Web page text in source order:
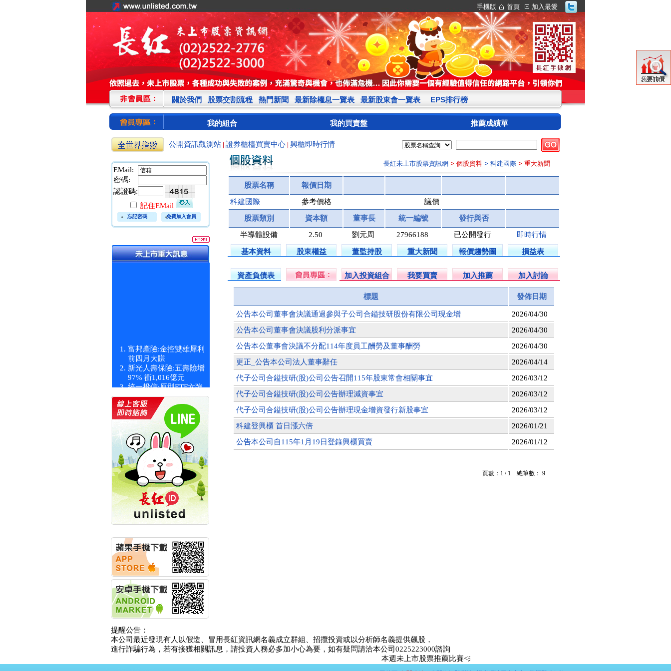
手機版 首頁 加入最愛
關於我們 股票交割流程 熱門新聞 最新除權息一覽表 最新股東會一覽表 EPS排行榜
我的組合 我的買賣盤 推薦成績單
公開資訊觀測站 證券櫃檯買賣中心 興櫃即時行情
EMail:
密碼:
認證碼:
記住EMail
忘記密碼 免費加入會員
富邦產險:金控雙雄犀利
前四月大賺
新光人壽保險:五壽險增
97% 衝1,016億元
統一投信:原型ETF六強
統一投信:主動式ETF溢
價 被盯上
新光人壽保險:新壽Q1外
價金將達996億
宇辰系統科技:宇辰業績
創新高 啟動興櫃轉上櫃
計畫
明緯企業:明緯永續科技
競賽 以電源驅動善的力
量
秀育企業:秀育SHO-U儲
能系統 獲國內首張CNS
認證
聯博投信:聯博00404A
華旭先進:代重要子公司
碩通散熱股份有限公司
公告董事會通過發言人
及代理發
華旭先進:代重要子公司
碩通散熱股份有限公司
公告董事會決議發行員
工認股權
華旭先進:代重要子公司
碩通散熱股份有限公司
公告董事會追認113年
向關係
長紅未上市股票資訊網 > 個股資料 > 科建國際 > 重大新聞
股票名稱 報價日期
科建國際 參考價格 議價
股票類別 資本額 董事長 統一編號 發行與否
半導體設備 2.50 劉元周 27966188 已公開發行 即時行情
基本資料 股東權益 董監持股 重大新聞 報價趨勢圖 損益表
資產負債表 加入投資組合 我要買賣 加入推薦 加入討論
標題 發佈日期
公告本公司董事會決議通過參與子公司合鎰技研股份有限公司現金增
2026/04/30
公告本公司董事會決議股利分派事宜
2026/04/30
公告本公董事會決議不分配114年度員工酬勞及董事酬勞
2026/04/30
更正_公告本公司法人董事辭任
2026/04/14
代子公司合鎰技研(股)公司公告召開115年股東常會相關事宜
2026/03/12
代子公司合鎰技研(股)公司公告辦理減資事宜
2026/03/12
代子公司合鎰技研(股)公司公告辦理現金增資發行新股事宜
2026/03/12
科建登興櫃 首日漲六倍
2026/01/21
公告本公司自115年1月19日登錄興櫃買賣
2026/01/12
頁數：1 / 1 總筆數： 9
提醒公告：
本公司最近發現有人以假造、冒用長紅資訊網名義成立群組、招攬投資或以分析師名義提供飆股，
進行詐騙行為，若有接獲相關訊息，請投資人務必多加小心為要，如有疑問請洽本公司0225223000諮詢
本週未上市股票推薦比賽<未上市達人>出爐: 第一名 LeeYOYO 未上市股票:昱鐳應材 漲幅: